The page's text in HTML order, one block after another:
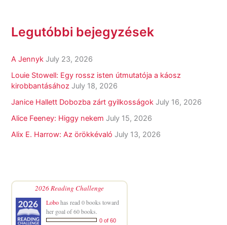
Legutóbbi bejegyzések
A Jennyk July 23, 2026
Louie Stowell: Egy ​rossz isten útmutatója a káosz
kirobbantásához July 18, 2026
Janice Hallett Dobozba zárt gyilkosságok July 16, 2026
Alice Feeney: Higgy nekem July 15, 2026
Alix E. Harrow: Az örökkévaló July 13, 2026
2026 Reading Challenge
Lobohas read 0 books toward
her goal of 60 books.
0 of 60